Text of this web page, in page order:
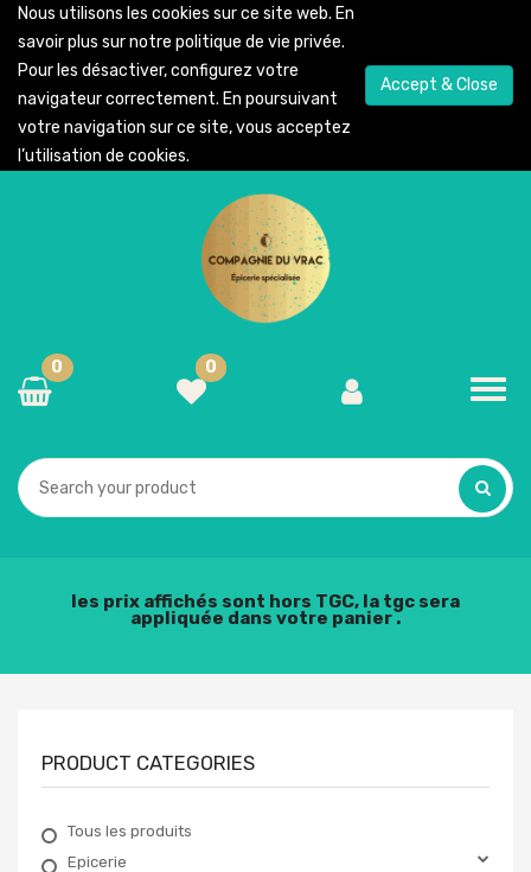
Nous utilisons les cookies sur ce site web. En
savoir plus sur notre politique de vie privée.
Pour les désactiver, configurez votre
navigateur correctement. En poursuivant
votre navigation sur ce site, vous acceptez
l’utilisation de cookies.
Accept & Close
0
0
les prix affichés sont hors TGC, la tgc sera
appliquée dans votre panier .
PRODUCT CATEGORIES
Tous les produits
Epicerie